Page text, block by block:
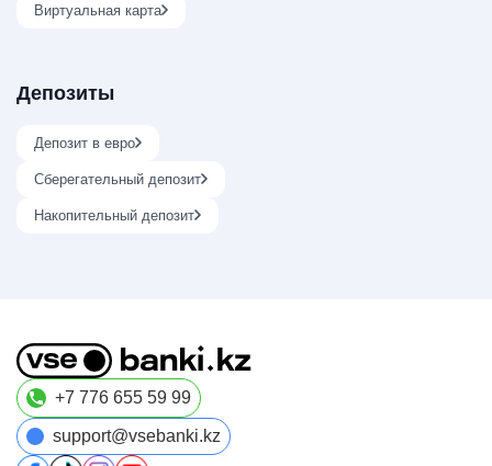
Виртуальная карта
Депозиты
Депозит в евро
Сберегательный депозит
Накопительный депозит
+7 776 655 59 99
support@vsebanki.kz